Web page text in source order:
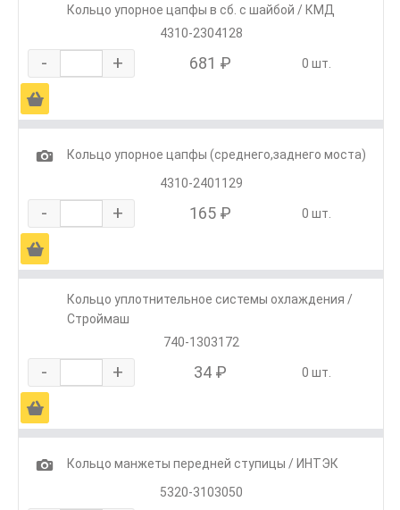
Кольцо упорное цапфы в сб. с шайбой / КМД
4310-2304128
- + 681 ₽ 0 шт.
Ä
1
Кольцо упорное цапфы (среднего,заднего моста)
4310-2401129
- + 165 ₽ 0 шт.
Ä
Кольцо уплотнительное системы охлаждения /
Строймаш
740-1303172
- + 34 ₽ 0 шт.
Ä
1
Кольцо манжеты передней ступицы / ИНТЭК
5320-3103050